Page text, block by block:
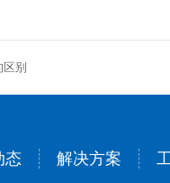
区别
态 解决方案